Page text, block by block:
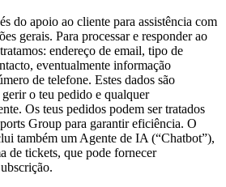
do apoio ao cliente para assistência com
gerais. Para processar e responder ao
endereço de email, tipo de
eventualmente informação
de telefone. Estes dados são
gerir o teu pedido e qualquer
Os teus pedidos podem ser tratados
Group para garantir eficiência. O
também um Agente de IA (“Chatbot”),
de tickets, que pode fornecer